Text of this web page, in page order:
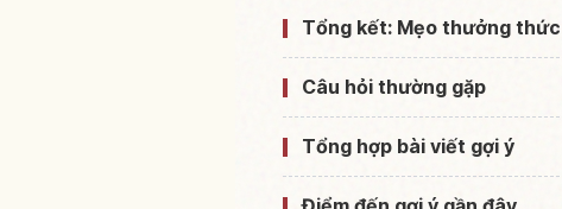
Tổng kết: Mẹo thưởng
Câu hỏi thường gặp
Tổng hợp bài viết gợi ý